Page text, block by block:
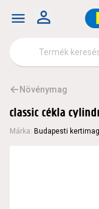
Növénymag
classic cékla
Márka: Budapesti kertimag